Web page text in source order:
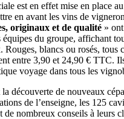
est en effet mise en place
en avant les vins de
originaux et de qualité »
équipes du groupe, affichant
blancs ou rosés, tous
entre 3,90 et 24,90 € TTC.
voyage dans tous les
découverte de nouveaux
de l’enseigne, les 125
de nombreux conseils à leurs